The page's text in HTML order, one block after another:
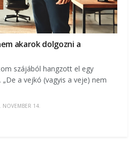
akarok dolgozni a
szájából hangzott el egy
a vejkó (vagyis a veje) nem
NOVEMBER 14.